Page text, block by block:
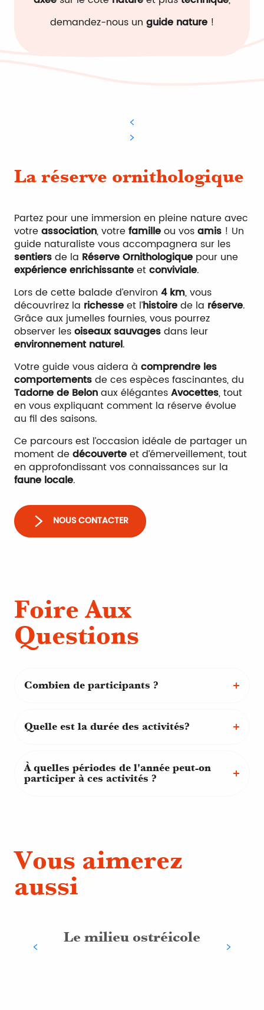
demandez-nous un guide nature!
La réserve ornithologique
Partez pour une immersion en pleine nature avec
votreassociation, votrefamilleou vosamis ! Un
guide naturaliste vous accompagnera sur les
sentiersde la Réserve Ornithologique pour une
expérience enrichissanteetconviviale.
Lors de cette balade d’environ 4 km, vous
découvrirez la richesseet l’histoirede la réserve.
Grâce aux jumelles fournies, vous pourrez
observer lesoiseaux sauvagesdans leur
environnement naturel.
Votre guide vous aidera à comprendre les
comportementsde ces espèces fascinantes, du
Tadorne de Belonaux élégantesAvocettes, tout
en vous expliquant comment la réserve évolue
au fil des saisons.
Ce parcours est l’occasion idéale de partager un
moment dedécouverteet d’émerveillement, tout
en approfondissant vos connaissances sur la
faune locale.
NOUS CONTACTER
Foire Aux
Questions
Combien de participants ?
Quelle est la durée des activités?
À quelles périodes de l'année peut-on
participer à ces activités ?
Vous aimerez
aussi
Le milieu ostréicole